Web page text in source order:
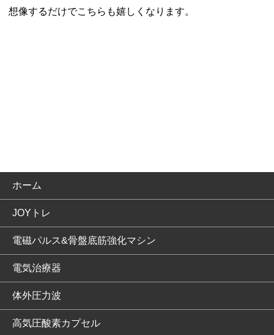
想像するだけでこちらも嬉しくなります。
ホーム
JOYトレ
電磁パルス&骨盤底筋強化マシン
電気治療器
体外圧力波
高気圧酸素カプセル